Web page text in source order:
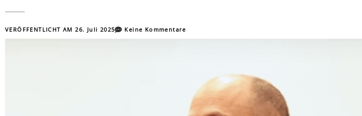
VERÖFFENTLICHT AM26. Juli 2025 Keine Kommentare